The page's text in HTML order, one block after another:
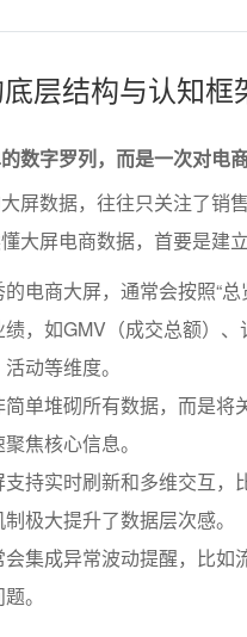
层结构与认知框
数字罗列，而是一次对电
屏数据，往往只关注了销
大屏电商数据，首要是建
的电商大屏，通常会按照
，如GMV（成交总额）
动等维度。
单堆砌所有数据，而是
焦核心信息。
持实时刷新和多维交互
极大提升了数据层次感。
集成异常波动提醒，比如
。